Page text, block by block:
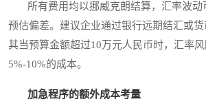
所有费用均以挪威克朗结算，汇率波动
预估偏差。建议企业通过银行远期结汇或
其当预算金额超过10万元人民币时，汇率
5%-10%的成本。
加急程序的额外成本考量